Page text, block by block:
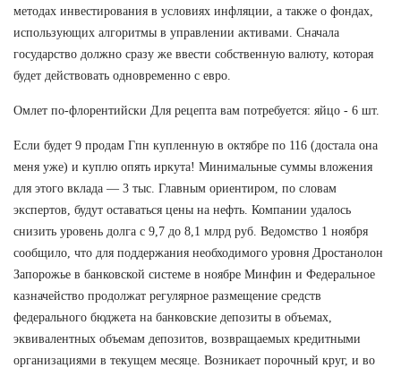
методах инвестирования в условиях инфляции, а также о фондах,
использующих алгоритмы в управлении активами. Сначала
государство должно сразу же ввести собственную валюту, которая
будет действовать одновременно с евро.
Омлет по-флорентийски Для рецепта вам потребуется: яйцо - 6 шт.
Если будет 9 продам Гпн купленную в октябре по 116 (достала она
меня уже) и куплю опять иркута! Минимальные суммы вложения
для этого вклада — 3 тыс. Главным ориентиром, по словам
экспертов, будут оставаться цены на нефть. Компании удалось
снизить уровень долга с 9,7 до 8,1 млрд руб. Ведомство 1 ноября
сообщило, что для поддержания необходимого уровня Дростанолон
Запорожье в банковской системе в ноябре Минфин и Федеральное
казначейство продолжат регулярное размещение средств
федерального бюджета на банковские депозиты в объемах,
эквивалентных объемам депозитов, возвращаемых кредитными
организациями в текущем месяце. Возникает порочный круг, и во